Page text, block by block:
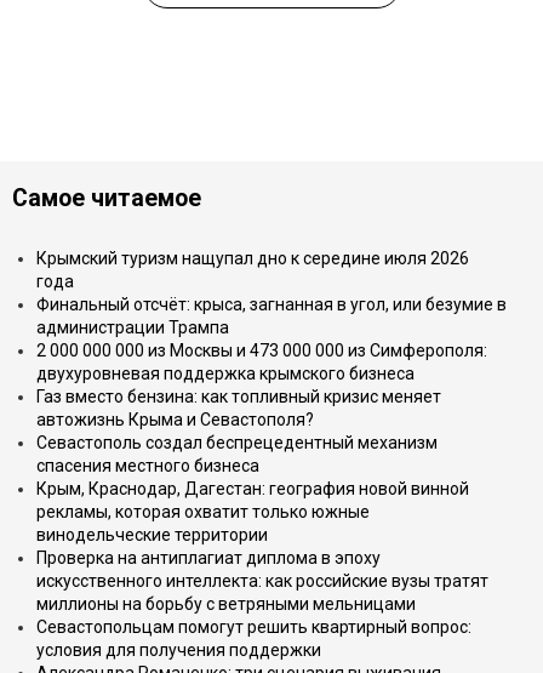
Самое читаемое
Крымский туризм нащупал дно к середине июля 2026
года
Финальный отсчёт: крыса, загнанная в угол, или безумие в
администрации Трампа
2 000 000 000 из Москвы и 473 000 000 из Симферополя:
двухуровневая поддержка крымского бизнеса
Газ вместо бензина: как топливный кризис меняет
автожизнь Крыма и Севастополя?
Севастополь создал беспрецедентный механизм
спасения местного бизнеса
Крым, Краснодар, Дагестан: география новой винной
рекламы, которая охватит только южные
винодельческие территории
Проверка на антиплагиат диплома в эпоху
искусственного интеллекта: как российские вузы тратят
миллионы на борьбу с ветряными мельницами
Севастопольцам помогут решить квартирный вопрос:
условия для получения поддержки